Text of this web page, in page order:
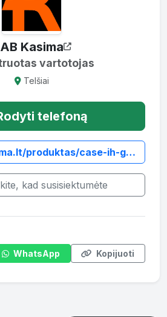
Kasima
vartotojas
Telšiai
telefoną
case-ih-galine-asis-kaire-puse/
kad susisiektumėte
WhatsApp Kopijuoti